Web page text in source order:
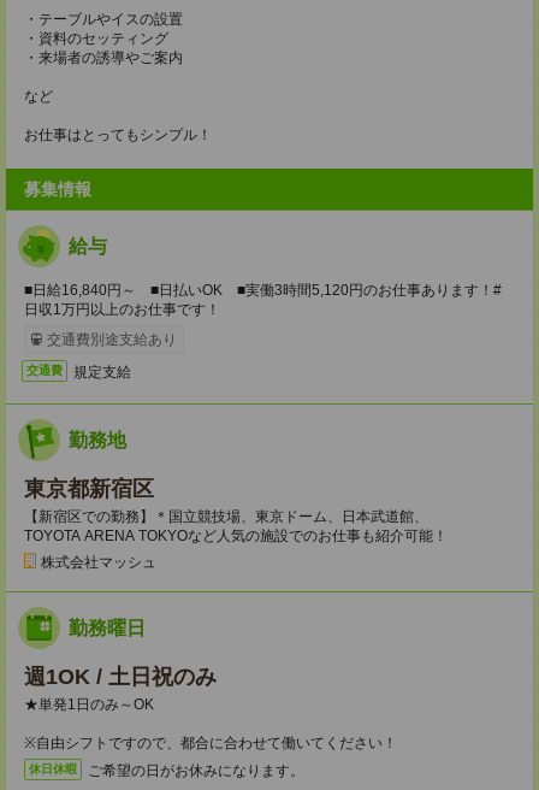
・テーブルやイスの設置
・資料のセッティング
・来場者の誘導やご案内
など
お仕事はとってもシンプル！
募集情報
給与
■日給16,840円～ ■日払いOK ■実働3時間5,120円のお仕事あります！#
日収1万円以上のお仕事です！
交通費別途支給あり
交通費 規定支給
勤務地
東京都新宿区
【新宿区での勤務】＊国立競技場、東京ドーム、日本武道館、
TOYOTA ARENA TOKYOなど人気の施設でのお仕事も紹介可能！
株式会社マッシュ
勤務曜日
週1OK / 土日祝のみ
★単発1日のみ～OK
※自由シフトですので、都合に合わせて働いてください！
休日休暇 ご希望の日がお休みになります。